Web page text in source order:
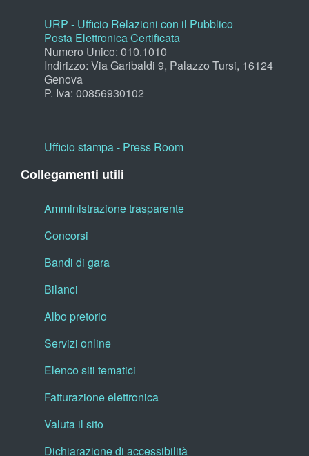
URP - Ufficio Relazioni con il Pubblico
Posta Elettronica Certificata
Numero Unico: 010.1010
Indirizzo: Via Garibaldi 9, Palazzo Tursi, 16124
Genova
P. Iva: 00856930102
Ufficio stampa - Press Room
Collegamenti utili
Amministrazione trasparente
Concorsi
Bandi di gara
Bilanci
Albo pretorio
Servizi online
Elenco siti tematici
Fatturazione elettronica
Valuta il sito
Dichiarazione di accessibilità